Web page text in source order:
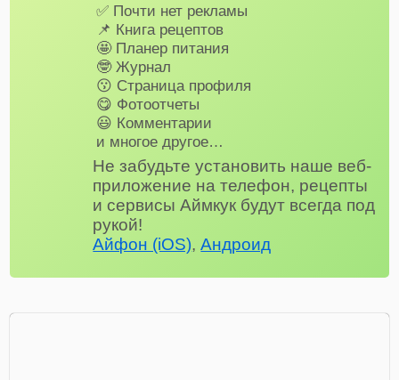
✅ Почти нет рекламы
📌 Книга рецептов
🤩 Планер питания
🤓 Журнал
😗 Страница профиля
😋 Фотоотчеты
😃 Комментарии
и многое другое…
Не забудьте установить наше веб-
приложение на телефон, рецепты
и сервисы Аймкук будут всегда под
рукой!
Айфон (iOS),Андроид